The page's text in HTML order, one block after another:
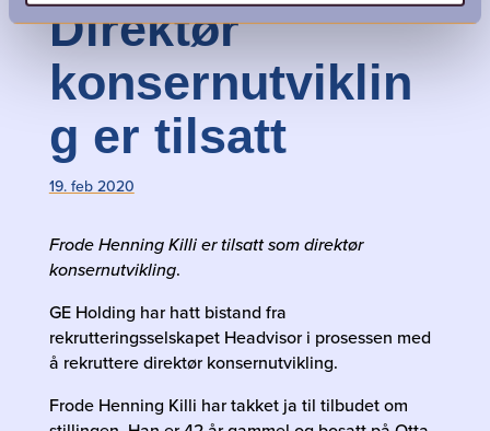
Direktør
konsernutviklin
g er tilsatt
19. feb 2020
Frode Henning Killi er tilsatt som direktør
konsernutvikling.
GE Holding har hatt bistand fra
rekrutteringsselskapet Headvisor i prosessen med
å rekruttere direktør konsernutvikling.
Frode Henning Killi har takket ja til tilbudet om